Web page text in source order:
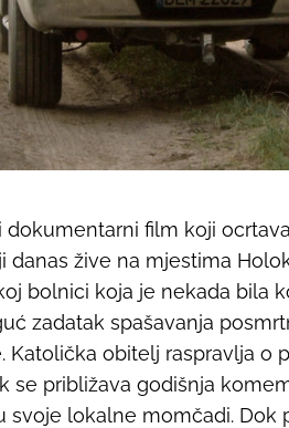
dokumentarni film koji
danas žive na mjestima
bolnici koja je nekada bila
zadatak spašavanja
Katolička obitelj raspravlja o
se približava godišnja
svoje lokalne momčadi. Dok